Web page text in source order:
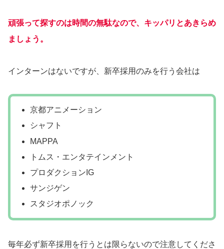
頑張って探すのは時間の無駄なので、キッパリとあきらめ
ましょう。
インターンはないですが、新卒採用のみを行う会社は
京都アニメーション
シャフト
MAPPA
トムス・エンタテインメント
プロダクションIG
サンジゲン
スタジオポノック
毎年必ず新卒採用を行うとは限らないので注意してくださ